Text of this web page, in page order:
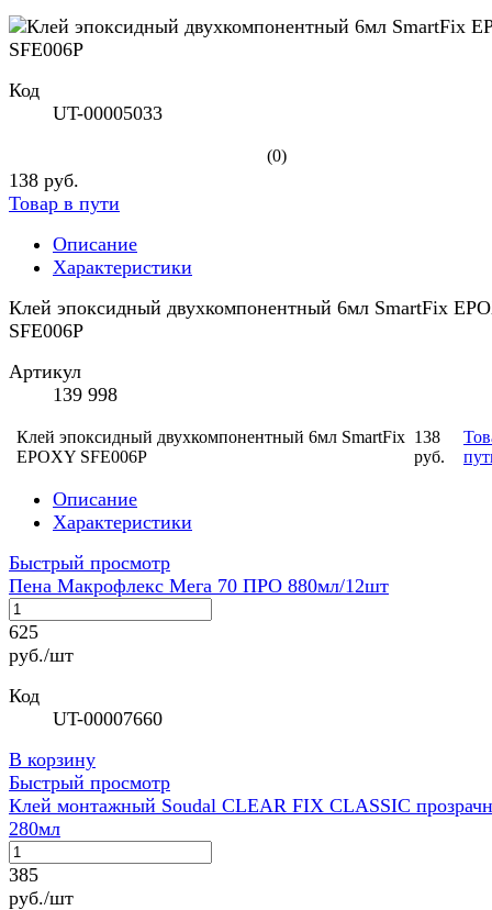
Код
UT-00005033
(0)
138 руб.
Товар в пути
Описание
Характеристики
Клей эпоксидный двухкомпонентный 6мл SmartFix
SFE006P
Артикул
139 998
Клей эпоксидный двухкомпонентный 6мл SmartFix
EPOXY SFE006P
138
руб.
Описание
Характеристики
Быстрый просмотр
Пена Макрофлекс Мега 70 ПРО 880мл/12шт
625
руб./шт
Код
UT-00007660
В корзину
Быстрый просмотр
Клей монтажный Soudal CLEAR FIX CLASSIC
280мл
385
руб./шт